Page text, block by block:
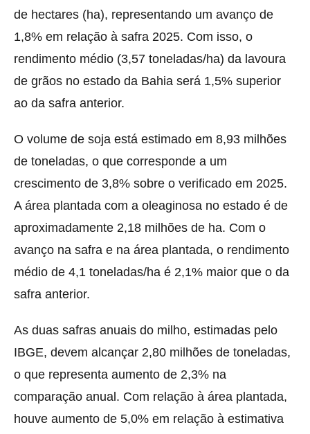
de hectares (ha), representando um avanço de
1,8% em relação à safra 2025. Com isso, o
rendimento médio (3,57 toneladas/ha) da lavoura
de grãos no estado da Bahia será 1,5% superior
ao da safra anterior.
O volume de soja está estimado em 8,93 milhões
de toneladas, o que corresponde a um
crescimento de 3,8% sobre o verificado em 2025.
A área plantada com a oleaginosa no estado é de
aproximadamente 2,18 milhões de ha. Com o
avanço na safra e na área plantada, o rendimento
médio de 4,1 toneladas/ha é 2,1% maior que o da
safra anterior.
As duas safras anuais do milho, estimadas pelo
IBGE, devem alcançar 2,80 milhões de toneladas,
o que representa aumento de 2,3% na
comparação anual. Com relação à área plantada,
houve aumento de 5,0% em relação à estimativa